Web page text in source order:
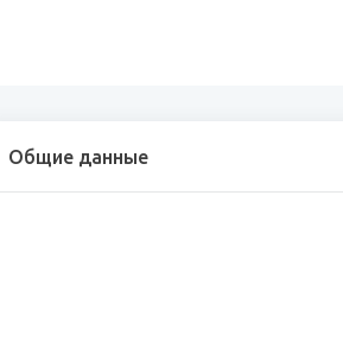
Общие данные